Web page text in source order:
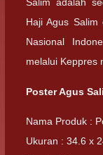
Salim adalah
Haji Agus Salim
Nasional
melalui Keppres
Poster Agus
Nama Produk :
Ukuran : 34.6 x